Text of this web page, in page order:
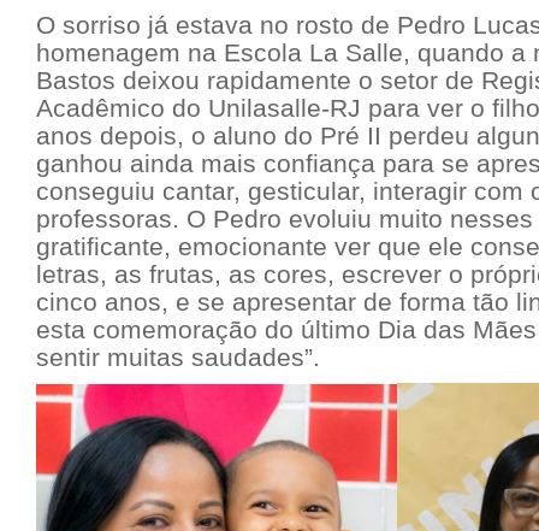
O sorriso já estava no rosto de Pedro
homenagem na Escola La Salle, quando a
Bastos deixou rapidamente o setor de
Acadêmico do Unilasalle-RJ para ver o
anos depois, o aluno do Pré II perdeu
ganhou ainda mais confiança para se
conseguiu cantar, gesticular, interagir com
professoras. O Pedro evoluiu muito
gratificante, emocionante ver que ele
letras, as frutas, as cores, escrever o
cinco anos, e se apresentar de forma tão
esta comemoração do último Dia das
sentir muitas saudades”.